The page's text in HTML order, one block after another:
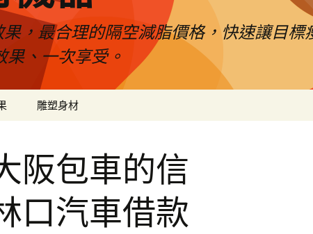
，最合理的隔空減脂價格，快速讓目標
、一次享受。
雕塑身材
阪包車的信
口汽車借款